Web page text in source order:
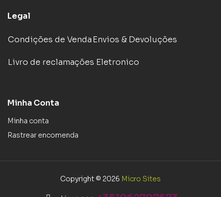
Legal
Condições de VendaEnvios & Devoluções
Livro de reclamações Eletronico
Minha Conta
Minha conta
Rastrear encomenda
Copyright © 2026 Micro Sites